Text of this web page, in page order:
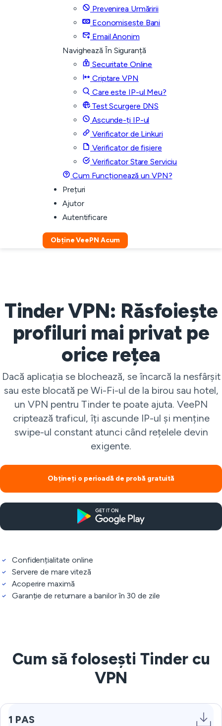
Prevenirea Urmăririi
Economisește Bani
Email Anonim
Navighează În Siguranță
Securitate Online
Criptare VPN
Care este IP-ul Meu?
Test Scurgere DNS
Ascunde-ți IP-ul
Verificator de Linkuri
Verificator de fișiere
Verificator Stare Serviciu
Cum Funcționează un VPN?
Prețuri
Ajutor
Autentificare
Obține VeePN Acum
Tinder VPN: Răsfoiește
profiluri mai privat pe
orice rețea
Dacă aplicația se blochează, se încarcă la nesfârșit
sau este blocată pe Wi-Fi-ul de la birou sau hotel,
un VPN pentru Tinder te poate ajuta. VeePN
criptează traficul, îți ascunde IP-ul și menține
swipe-ul constant atunci când rețelele devin
exigente.
Obțineți o perioadă de probă gratuită
Confidențialitate online
Servere de mare viteză
Acoperire maximă
Garanție de returnare a banilor în 30 de zile
Cum să folosești Tinder cu
VPN
1 PAS